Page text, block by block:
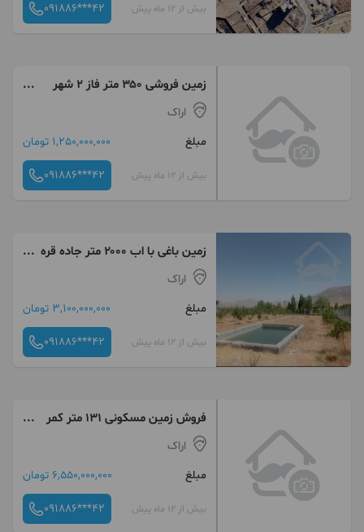
بیش از 12 ماه پیش 091886***42
زمین فروشی ۳۵۰ متر فاز ۲ شهر
امیر کبیر
اراک
مبلغ
1,250,000,000 تومان
بیش از 12 ماه پیش 091886***42
زمین باغی با اب ۲۰۰۰ متر جاده قره
کهریزاراک
مبلغ
3,100,000,000 تومان
بیش از 12 ماه پیش 091886***42
فروش زمین مسکونی ۱۳۱ متر کمر
بندی شمالی بازارچه الغدیر
اراک
مبلغ
6,550,000,000 تومان
بیش از 12 ماه پیش 091886***42